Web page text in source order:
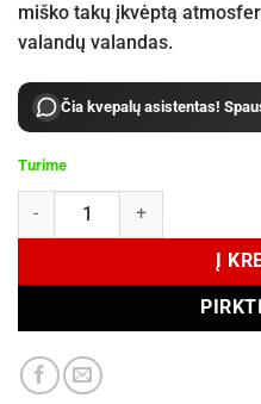
miško takų įkvėptą
valandų valandas.
Čia kvepalų asistentas!
Turime
produkto kiekis: Maison
Į